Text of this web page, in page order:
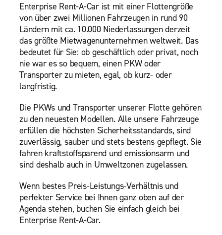
Enterprise Rent-A-Car ist mit einer Flottengröße
von über zwei Millionen Fahrzeugen in rund 90
Ländern mit ca. 10.000 Niederlassungen derzeit
das größte Mietwagenunternehmen weltweit. Das
bedeutet für Sie: ob geschäftlich oder privat, noch
nie war es so bequem, einen PKW oder
Transporter zu mieten, egal, ob kurz- oder
langfristig.
Die PKWs und Transporter unserer Flotte gehören
zu den neuesten Modellen. Alle unsere Fahrzeuge
erfüllen die höchsten Sicherheitsstandards, sind
zuverlässig, sauber und stets bestens gepflegt. Sie
fahren kraftstoffsparend und emissionsarm und
sind deshalb auch in Umweltzonen zugelassen.
Wenn bestes Preis-Leistungs-Verhältnis und
perfekter Service bei Ihnen ganz oben auf der
Agenda stehen, buchen Sie einfach gleich bei
Enterprise Rent-A-Car.